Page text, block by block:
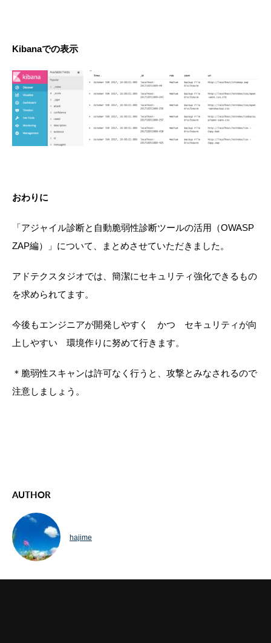
Kibanaでの表示
おわりに
「アジャイル診断と自動脆弱性診断ツールの活用（OWASP
ZAP編）」について、まとめさせていただきました。
アドテクスタジオでは、簡潔にセキュリティ強化できるもの
を求められてます。
今後もエンジニアが開発しやすく かつ セキュリティが向
上しやすい 環境作りに努めて行きます。
＊脆弱性スキャンは許可なく行うと、攻撃とみなされるので
注意しましょう。
AUTHOR
hajime